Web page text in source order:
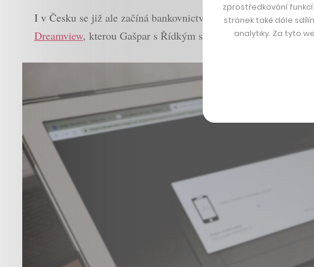
I v Česku se již ale začíná bankovnictví a pojišťovnictví
Dreamview, kterou Gašpar s Řídkým společně vedou, a
zprostředkování
stránek také dále
analytiky. Za tyto